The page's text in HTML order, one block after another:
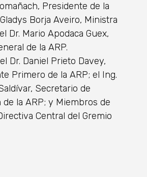
Presidente de la
Borja Aveiro, Ministra
Dr. Mario Apodaca Guex,
de la ARP.
Dr. Daniel Prieto Davey,
Primero de la ARP; el Ing.
Secretario de
de la ARP; y Miembros de
Central del Gremio